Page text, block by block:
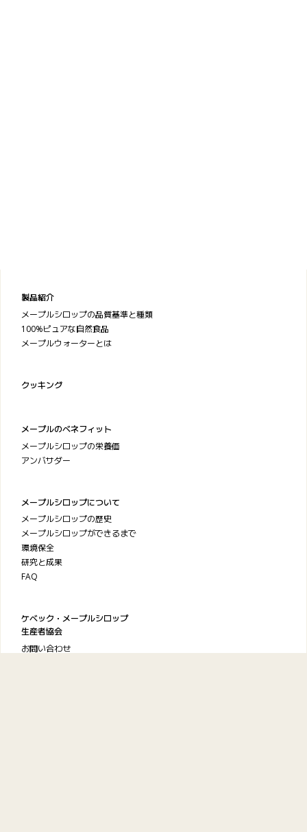
製品紹介
メープルシロップの品質基準と種類
100%ピュアな自然食品
メープルウォーターとは
クッキング
メープルのベネフィット
メープルシロップの栄養価
アンバサダー
メープルシロップについて
メープルシロップの歴史
メープルシロップができるまで
環境保全
研究と成果
FAQ
ケベック・メープルシロップ
生産者協会
お問い合わせ